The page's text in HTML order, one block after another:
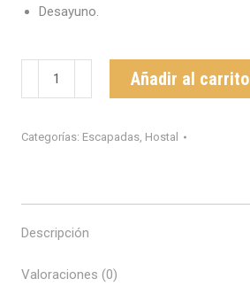
Desayuno.
noche
semana
con
Añadir al carrito
Categorías: Escapadas, Hostal
Descripción
Valoraciones (0)